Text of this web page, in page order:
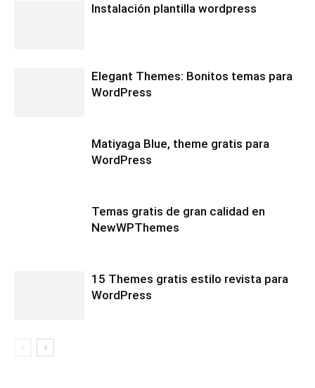
Instalación plantilla wordpress
Elegant Themes: Bonitos temas para
WordPress
Matiyaga Blue, theme gratis para
WordPress
Temas gratis de gran calidad en
NewWPThemes
15 Themes gratis estilo revista para
WordPress